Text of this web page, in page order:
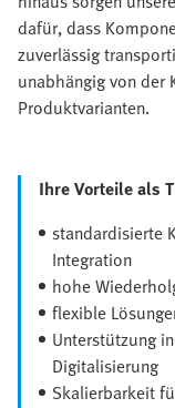
dafür, dass
zuverlässig
unabhängig von der
Produktvarianten.
Ihre Vorteile als
standardisierte
Integration
hohe
flexible
Unterstützung
Digitalisierung
Skalierbarkeit